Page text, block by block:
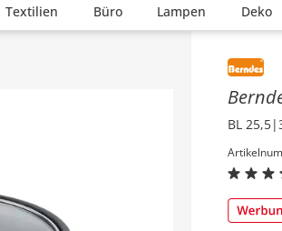
Textilien Büro Lampen Deko
Inhalt
BL